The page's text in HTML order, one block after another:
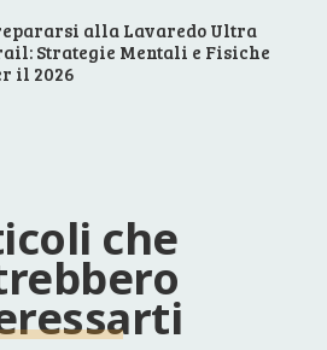
alla Lavaredo Ultra
Strategie Mentali e Fisiche
il 2026
che